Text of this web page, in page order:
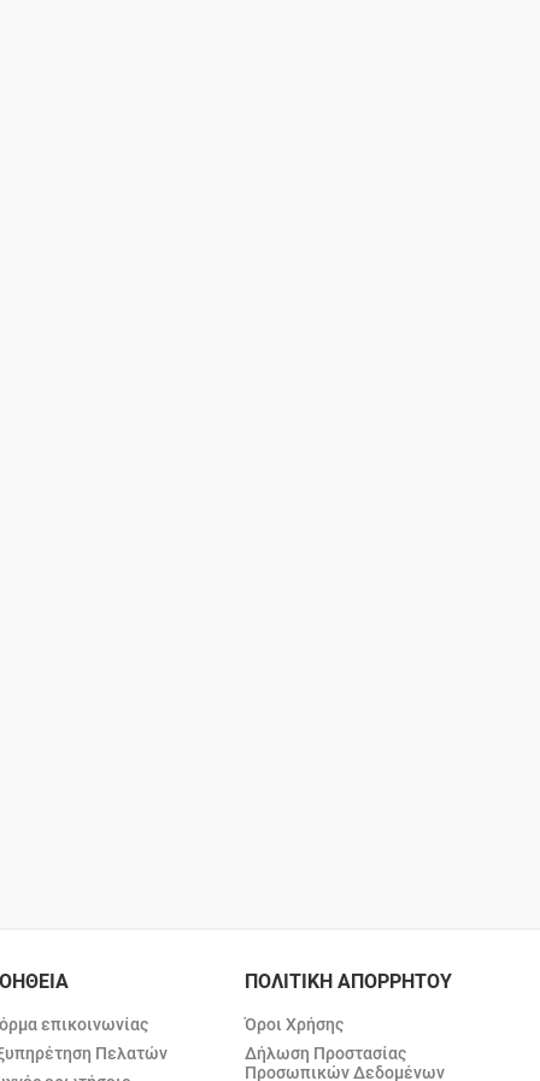
επικοινωνίας
Πελατών
ΠΟΛΙΤΙΚΗ ΑΠΟΡΡΗΤΟΥ
Όροι Χρήσης
Δήλωση Προστασίας
Προσωπικών Δεδομένων